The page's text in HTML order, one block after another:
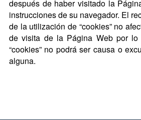
después de haber visitado la
instrucciones de su navegador. El
de la utilización de “cookies” no
de visita de la Página Web por
“cookies” no podrá ser causa o
alguna.